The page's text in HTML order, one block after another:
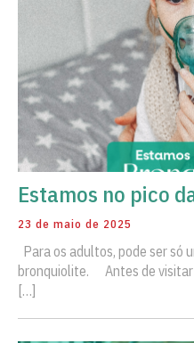
Estamos no pico
23 de maio de 2025
Para os adultos, pode ser só
bronquiolite. ⠀ Antes de
[…]